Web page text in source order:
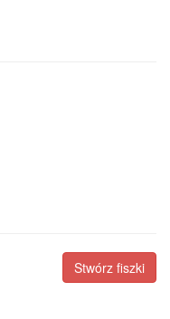
Stwórz fiszki